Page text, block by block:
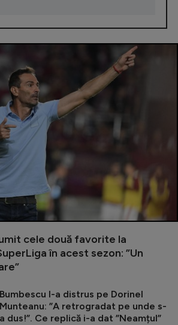
cele două favorite la
în acest sezon: ”Un
Bumbescu l-a distrus pe Dorinel
Munteanu: ”A retrogradat pe unde s-
a dus!”. Ce replică i-a dat ”Neamțul”